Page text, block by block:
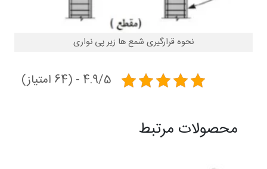
نحوه قرارگیری شمع ها زیر پی نواری
4.9/5 - (64 امتیاز)
محصولات مرتبط